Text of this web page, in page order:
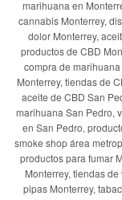
marihuana en
cannabis Monterrey,
dolor Monterrey,
productos de CBD
compra de
Monterrey, tiendas de
aceite de CBD San
marihuana San Pedro,
en San Pedro,
smoke shop área
productos para fumar
Monterrey, tiendas
pipas Monterrey,